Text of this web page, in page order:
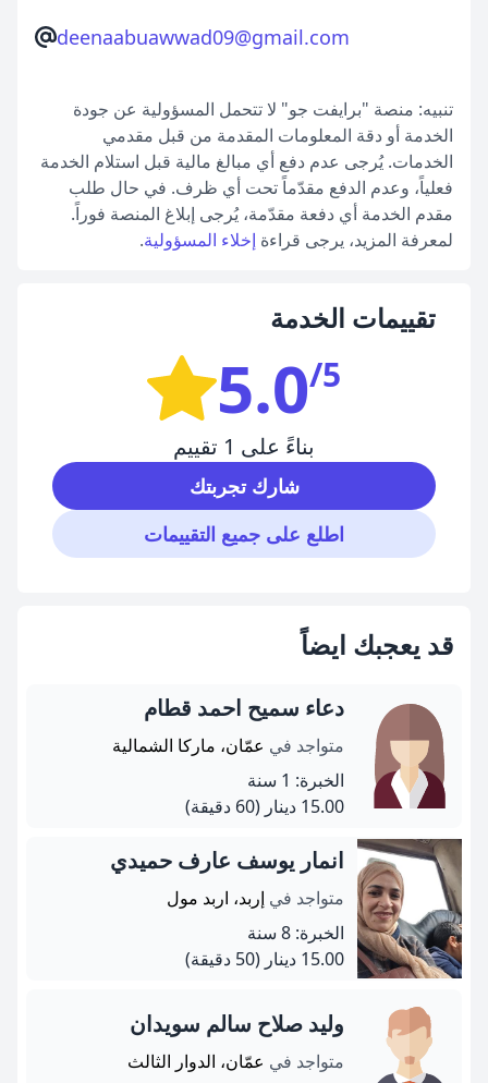
deenaabuawwad09@gmail.com
تنبيه: منصة "برايفت جو" لا تتحمل المسؤولية عن جودة
الخدمة أو دقة المعلومات المقدمة من قبل مقدمي
الخدمات. يُرجى عدم دفع أي مبالغ مالية قبل استلام الخدمة
فعلياً، وعدم الدفع مقدّماً تحت أي ظرف. في حال طلب
مقدم الخدمة أي دفعة مقدّمة، يُرجى إبلاغ المنصة فوراً.
لمعرفة المزيد، يرجى قراءة إخلاء المسؤولية.
تقييمات الخدمة
5.0/5
بناءً على 1 تقييم
شارك تجربتك
اطلع على جميع التقييمات
قد يعجبك ايضاً
دعاء سميح احمد قطام
متواجد في عمّان، ماركا الشمالية
الخبرة: 1 سنة
15.00 دينار
(60 دقيقة)
انمار يوسف عارف حميدي
متواجد في إربد، اربد مول
الخبرة: 8 سنة
15.00 دينار
(50 دقيقة)
وليد صلاح سالم سويدان
متواجد في عمّان، الدوار الثالث